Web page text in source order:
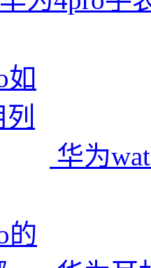
华为